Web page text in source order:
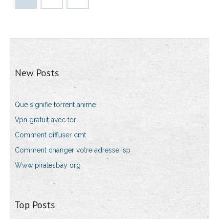
New Posts
Que signifie torrent anime
Vpn gratuit avec tor
Comment diffuser cmt
Comment changer votre adresse isp
Www piratesbay org
Top Posts